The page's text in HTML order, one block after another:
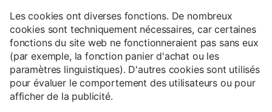
Les cookies ont diverses fonctions. De nombreux
cookies sont techniquement nécessaires, car certaines
fonctions du site web ne fonctionneraient pas sans eux
(par exemple, la fonction panier d'achat ou les
paramètres linguistiques). D'autres cookies sont utilisés
pour évaluer le comportement des utilisateurs ou pour
afficher de la publicité.